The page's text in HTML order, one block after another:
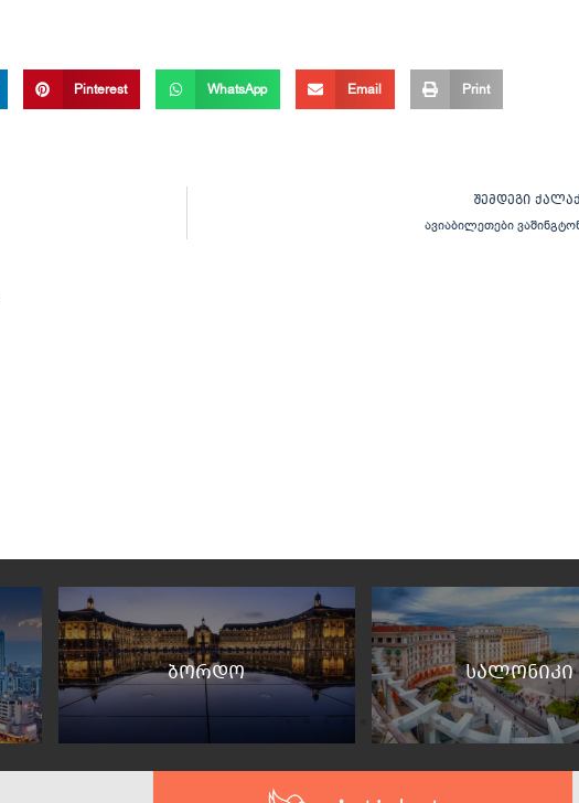
Pinterest WhatsApp Email Print
ᲨᲔᲛᲓᲔᲒᲘ
ავიაბილეთები
ბორდო სალონიკი